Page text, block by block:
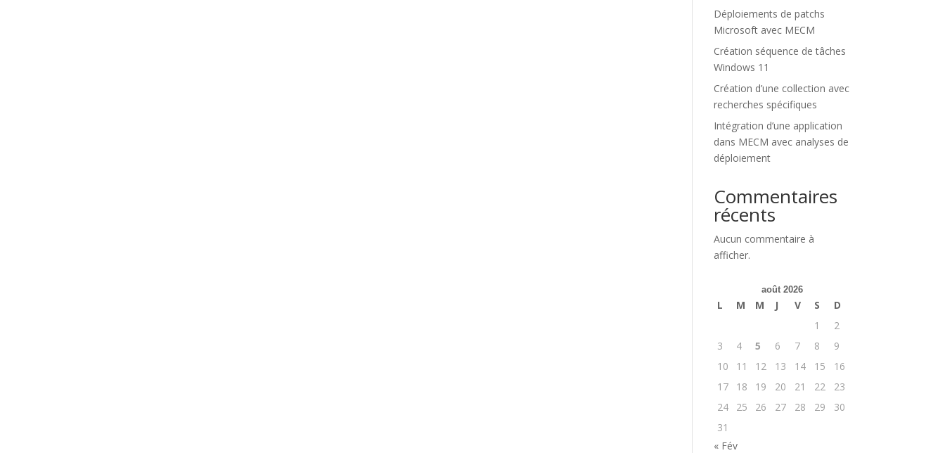
Déploiements de patchs
Microsoft avec MECM
Création séquence de tâches
Windows 11
Création d’une collection avec
recherches spécifiques
Intégration d’une application
dans MECM avec analyses de
déploiement
Commentaires
récents
Aucun commentaire à
afficher.
août 2026
L M M J V S
D
1
2
3
4 5 6 7 8
9
10
11 12 13 14 15
16
17
18 19 20 21 22
23
24
25 26 27 28 29
30
31
« Fév